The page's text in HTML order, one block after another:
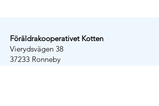
Föräldrakooperativet Kotten
Vierydsvägen 38
37233 Ronneby